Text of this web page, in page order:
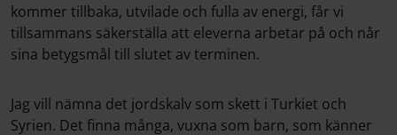
kommer tillbaka, utvilade och fulla av energi, får vi
tillsammans säkerställa att eleverna arbetar på och når
sina betygsmål till slutet av terminen.
Jag vill nämna det jordskalv som skett i Turkiet och
Syrien. Det finna många, vuxna som barn, som känner